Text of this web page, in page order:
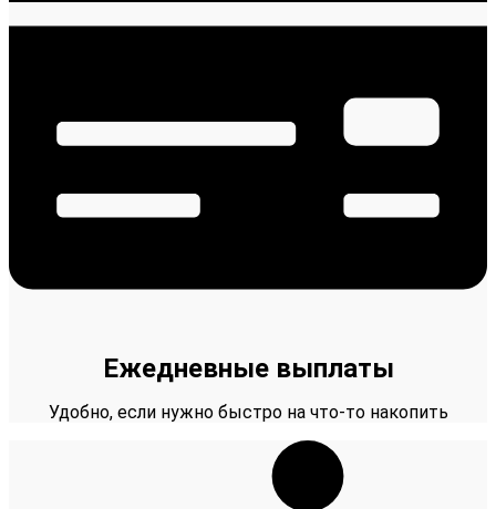
Ежедневные выплаты
Удобно, если нужно быстро на что-то накопить